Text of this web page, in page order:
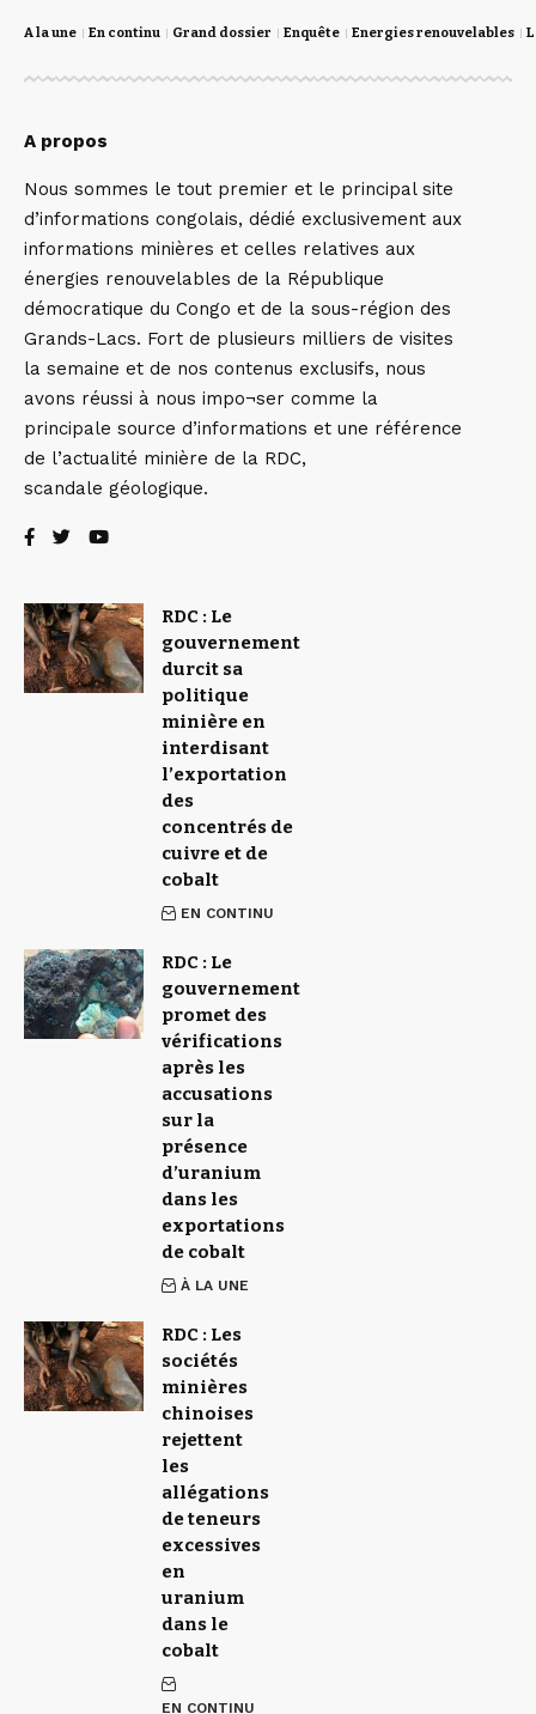
A la une En continu Grand dossier Enquête Energies renouvelables
A propos
Nous sommes le tout premier et le principal site
d’informations congolais, dédié exclusivement aux
informations minières et celles relatives aux
énergies renouvelables de la République
démocratique du Congo et de la sous-région des
Grands-Lacs. Fort de plusieurs milliers de visites
la semaine et de nos contenus exclusifs, nous
avons réussi à nous impo¬ser comme la
principale source d’informations et une référence
de l’actualité minière de la RDC,
scandale géologique.
RDC : Le
gouvernement
durcit sa
politique
minière en
interdisant
l’exportation
des
concentrés de
cuivre et de
cobalt
EN CONTINU
RDC : Le
gouvernement
promet des
vérifications
après les
accusations
sur la
présence
d’uranium
dans les
exportations
de cobalt
À LA UNE
RDC : Les
sociétés
minières
chinoises
rejettent
les
allégations
de teneurs
excessives
en
uranium
dans le
cobalt
EN CONTINU